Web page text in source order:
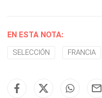
EN ESTA NOTA:
SELECCIÓN FRANCIA